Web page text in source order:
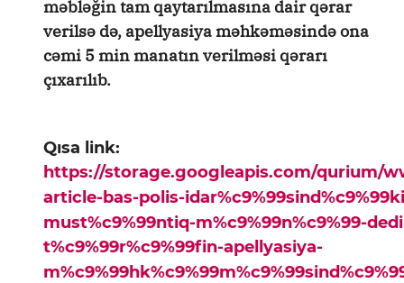
məbləğin tam qaytarılmasına dair qərar
verilsə də, apellyasiya məhkəməsində ona
cəmi 5 min manatın verilməsi qərarı
çıxarılıb.
Qısa link:
https://storage.googleapis.com/qurium/
article-bas-polis-
must%c9%99ntiq-m%c9%99n%c9%99-
t%c9%99r%c9%99fin-apellyasiya-